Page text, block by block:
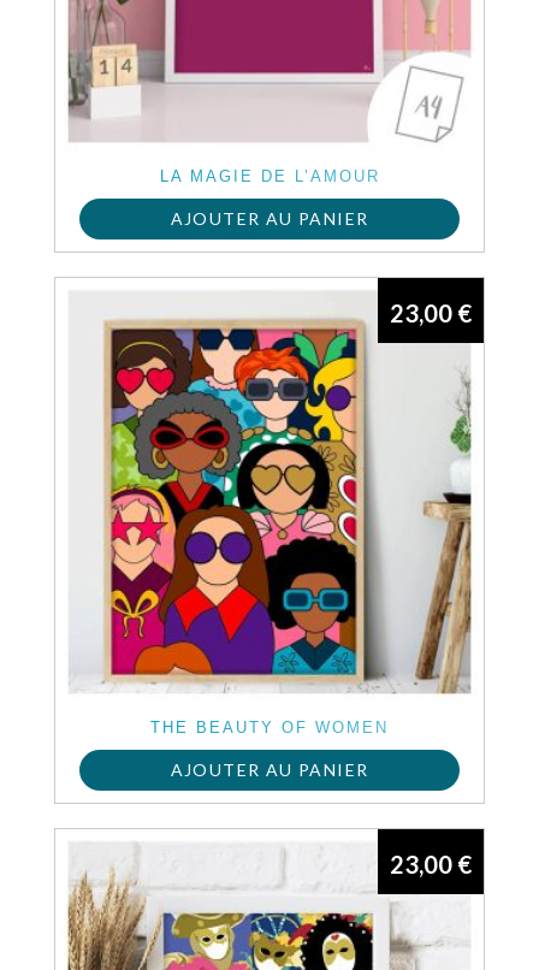
LA MAGIE DE L’AMOUR
AJOUTER AU PANIER
THE BEAUTY OF WOMEN
23,00 €
AJOUTER AU PANIER
23,00 €